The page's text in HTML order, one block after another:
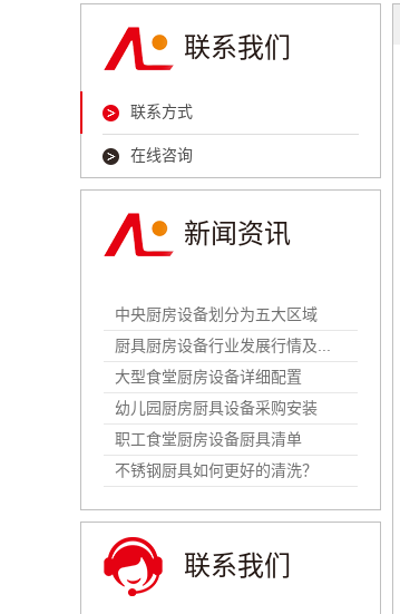
联系我们
联系方式
在线咨询
新闻资讯
中央厨房设备划分为五大区域
厨具厨房设备行业发展行情及...
大型食堂厨房设备详细配置
幼儿园厨房厨具设备采购安装
职工食堂厨房设备厨具清单
不锈钢厨具如何更好的清洗？
联系我们